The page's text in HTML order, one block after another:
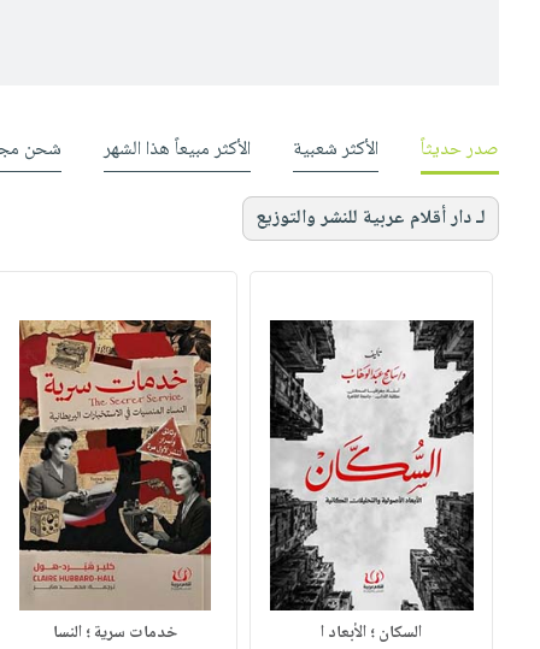
صدر حديثاً الأكثر شعبية الأكثر مبيعاً هذا الشهر شحن
لـ دار أقلام عربية للنشر والتوزيع
السكان ؛ الأبعاد ا خدمات سرية ؛ النسا